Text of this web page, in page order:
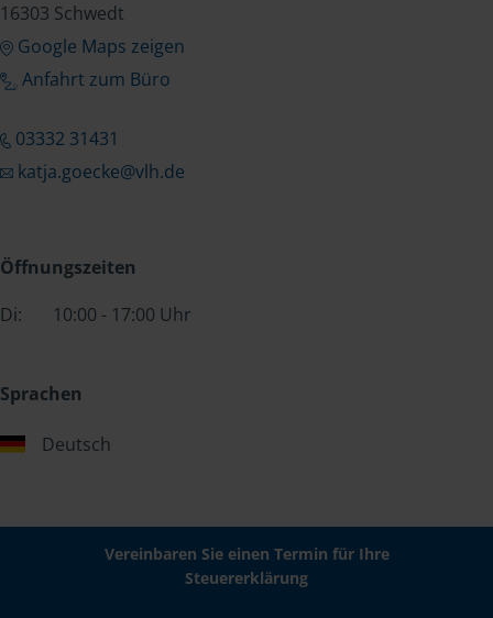
16303 Schwedt
Google Maps zeigen
Anfahrt zum Büro
03332 31431
katja.goecke@vlh.de
Öffnungszeiten
Di:
10:00 - 17:00 Uhr
Sprachen
Deutsch
Vereinbaren Sie einen Termin für Ihre
Steuererklärung